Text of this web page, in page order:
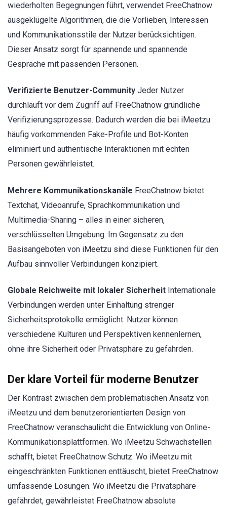
wiederholten Begegnungen führt, verwendet FreeChatnow
ausgeklügelte Algorithmen, die die Vorlieben, Interessen
und Kommunikationsstile der Nutzer berücksichtigen.
Dieser Ansatz sorgt für spannende und spannende
Gespräche mit passenden Personen.
Verifizierte Benutzer-Community Jeder Nutzer
durchläuft vor dem Zugriff auf FreeChatnow gründliche
Verifizierungsprozesse. Dadurch werden die bei iMeetzu
häufig vorkommenden Fake-Profile und Bot-Konten
eliminiert und authentische Interaktionen mit echten
Personen gewährleistet.
Mehrere Kommunikationskanäle FreeChatnow bietet
Textchat, Videoanrufe, Sprachkommunikation und
Multimedia-Sharing – alles in einer sicheren,
verschlüsselten Umgebung. Im Gegensatz zu den
Basisangeboten von iMeetzu sind diese Funktionen für den
Aufbau sinnvoller Verbindungen konzipiert.
Globale Reichweite mit lokaler Sicherheit Internationale
Verbindungen werden unter Einhaltung strenger
Sicherheitsprotokolle ermöglicht. Nutzer können
verschiedene Kulturen und Perspektiven kennenlernen,
ohne ihre Sicherheit oder Privatsphäre zu gefährden.
Der klare Vorteil für moderne Benutzer
Der Kontrast zwischen dem problematischen Ansatz von
iMeetzu und dem benutzerorientierten Design von
FreeChatnow veranschaulicht die Entwicklung von Online-
Kommunikationsplattformen. Wo iMeetzu Schwachstellen
schafft, bietet FreeChatnow Schutz. Wo iMeetzu mit
eingeschränkten Funktionen enttäuscht, bietet FreeChatnow
umfassende Lösungen. Wo iMeetzu die Privatsphäre
gefährdet, gewährleistet FreeChatnow absolute